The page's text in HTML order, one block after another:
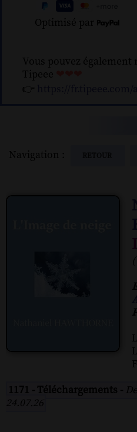
Optimisé par
Vous pouvez également
Tipeee
👉
Navigation :
1171 - Téléchargements -
24.07.26